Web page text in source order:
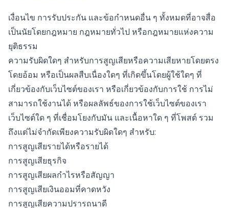
เงื่อนไข การรับประกัน และข้อกำหนดอื่น ๆ ทั้งหมดที่อาจสื่อ
เป็นนัยโดยกฎหมาย กฎหมายทั่วไป หรือกฎหมายแห่งความ
ยุติธรรม
ความรับผิดใดๆ สำหรับการสูญเสียหรือความเสียหายโดยตรง
โดยอ้อม หรือเป็นผลสืบเนื่องใดๆ ที่เกิดขึ้นโดยผู้ใช้ใดๆ ที่
เกี่ยวข้องกับเว็บไซต์ของเรา หรือเกี่ยวข้องกับการใช้ การไม่
สามารถใช้งานได้ หรือผลลัพธ์ของการใช้เว็บไซต์ของเรา
เว็บไซต์ใด ๆ ที่เชื่อมโยงกับมัน และเนื้อหาใด ๆ ที่โพสต์ รวม
ถึงแต่ไม่จำกัดเพียงความรับผิดใดๆ สำหรับ:
การสูญเสียรายได้หรือรายได้
การสูญเสียธุรกิจ
การสูญเสียผลกำไรหรือสัญญา
การสูญเสียเงินออมที่คาดหวัง
การสูญเสียความปรารถนาดี